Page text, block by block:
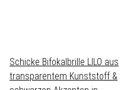
Schicke Bifokalbrille LILO aus
transparentem Kunststoff &